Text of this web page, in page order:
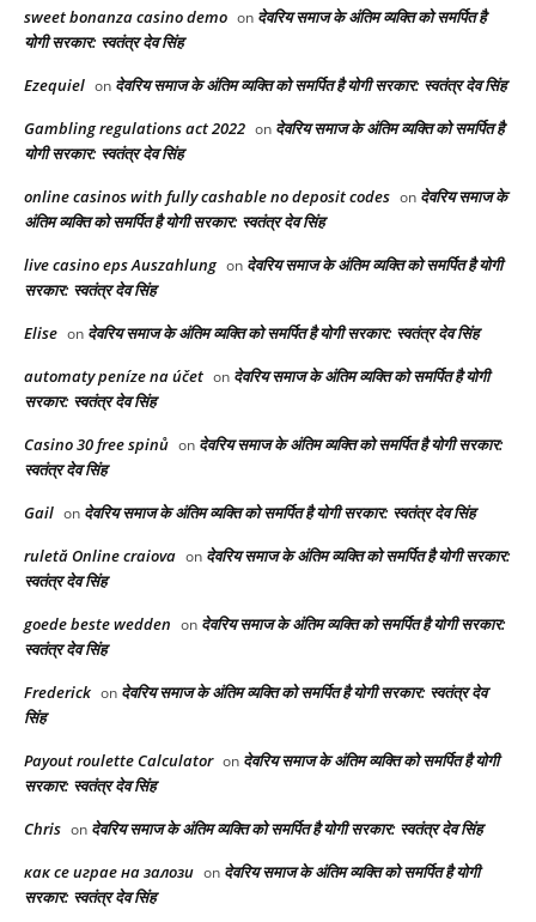
sweet bonanza casino demo on देवरिय समाज के अंतिम व्यक्ति को समर्पित है
योगी सरकार: स्वतंत्र देव सिंह
Ezequiel on देवरिय समाज के अंतिम व्यक्ति को समर्पित है योगी सरकार: स्वतंत्र देव सिंह
Gambling regulations act 2022 on देवरिय समाज के अंतिम व्यक्ति को समर्पित है
योगी सरकार: स्वतंत्र देव सिंह
online casinos with fully cashable no deposit codes on देवरिय समाज के
अंतिम व्यक्ति को समर्पित है योगी सरकार: स्वतंत्र देव सिंह
live casino eps Auszahlung on देवरिय समाज के अंतिम व्यक्ति को समर्पित है योगी
सरकार: स्वतंत्र देव सिंह
Elise on देवरिय समाज के अंतिम व्यक्ति को समर्पित है योगी सरकार: स्वतंत्र देव सिंह
automaty peníze na účet on देवरिय समाज के अंतिम व्यक्ति को समर्पित है योगी
सरकार: स्वतंत्र देव सिंह
Casino 30 free spinů on देवरिय समाज के अंतिम व्यक्ति को समर्पित है योगी सरकार:
स्वतंत्र देव सिंह
Gail on देवरिय समाज के अंतिम व्यक्ति को समर्पित है योगी सरकार: स्वतंत्र देव सिंह
ruletă Online craiova on देवरिय समाज के अंतिम व्यक्ति को समर्पित है योगी सरकार:
स्वतंत्र देव सिंह
goede beste wedden on देवरिय समाज के अंतिम व्यक्ति को समर्पित है योगी सरकार:
स्वतंत्र देव सिंह
Frederick on देवरिय समाज के अंतिम व्यक्ति को समर्पित है योगी सरकार: स्वतंत्र देव
सिंह
Payout roulette Calculator on देवरिय समाज के अंतिम व्यक्ति को समर्पित है योगी
सरकार: स्वतंत्र देव सिंह
Chris on देवरिय समाज के अंतिम व्यक्ति को समर्पित है योगी सरकार: स्वतंत्र देव सिंह
как се играе на залози on देवरिय समाज के अंतिम व्यक्ति को समर्पित है योगी
सरकार: स्वतंत्र देव सिंह